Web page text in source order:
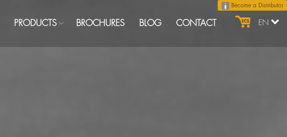
Become a Distributor
EN
PRODUCTS BROCHURES BLOG CONTACT